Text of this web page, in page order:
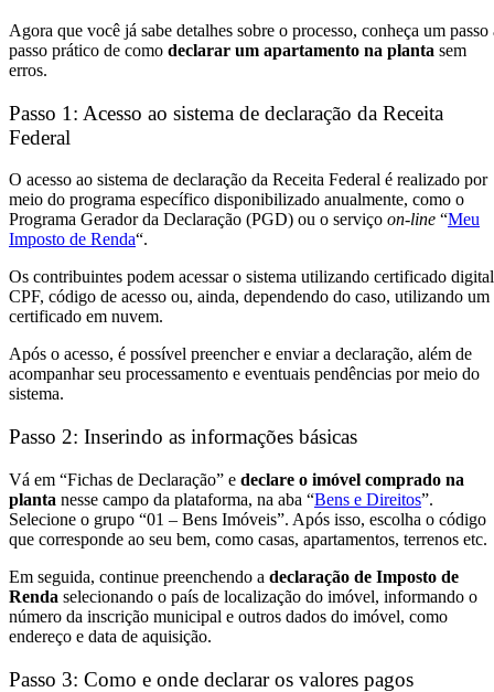
Agora que você já sabe detalhes sobre o processo, conheça um passo
passo prático de como declarar um apartamento na planta sem
erros.
Passo 1: Acesso ao sistema de declaração da Receita
Federal
O acesso ao sistema de declaração da Receita Federal é realizado por
meio do programa específico disponibilizado anualmente, como o
Programa Gerador da Declaração (PGD) ou o serviço on-line “Meu
Imposto de Renda“.
Os contribuintes podem acessar o sistema utilizando certificado
CPF, código de acesso ou, ainda, dependendo do caso, utilizando um
certificado em nuvem.
Após o acesso, é possível preencher e enviar a declaração, além de
acompanhar seu processamento e eventuais pendências por meio do
sistema.
Passo 2: Inserindo as informações básicas
Vá em “Fichas de Declaração” e declare o imóvel comprado na
planta nesse campo da plataforma, na aba “Bens e Direitos”.
Selecione o grupo “01 – Bens Imóveis”. Após isso, escolha o código
que corresponde ao seu bem, como casas, apartamentos, terrenos etc.
Em seguida, continue preenchendo a declaração de Imposto de
Renda selecionando o país de localização do imóvel, informando o
número da inscrição municipal e outros dados do imóvel, como
endereço e data de aquisição.
Passo 3: Como e onde declarar os valores pagos